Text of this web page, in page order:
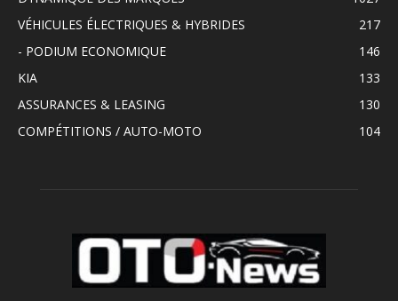
VÉHICULES ÉLECTRIQUES & HYBRIDES
217
- PODIUM ECONOMIQUE
146
KIA
133
ASSURANCES & LEASING
130
COMPÉTITIONS / AUTO-MOTO
104